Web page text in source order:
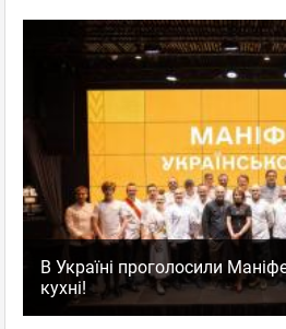
В Україні проголосили
кухні!